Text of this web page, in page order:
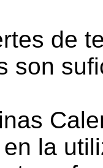
de
son
la